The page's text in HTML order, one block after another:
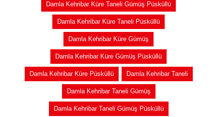
Damla Kehribar Küre Taneli Gümüş Püsküllü
Damla Kehribar Küre Taneli Püsküllü
Damla Kehribar Küre Gümüş
Damla Kehribar Küre Gümüş Püsküllü
Damla Kehribar Küre Püsküllü Damla Kehribar Taneli
Damla Kehribar Taneli Gümüş
Damla Kehribar Taneli Gümüş Püsküllü